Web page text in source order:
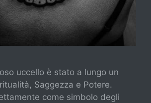
uccello è stato a lungo un
Saggezza e Potere.
come simbolo degli